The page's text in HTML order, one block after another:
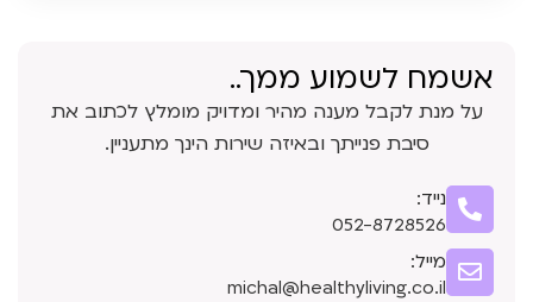
אשמח לשמוע ממך..
על מנת לקבל מענה מהיר ומדויק מומלץ לכתוב את
סיבת פנייתך ובאיזה שירות הינך מתעניין.
נייד:
052-8728526
מייל:
michal@healthyliving.co.il